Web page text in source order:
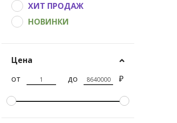
ХИТ ПРОДАЖ
НОВИНКИ
Цена
от
до ₽